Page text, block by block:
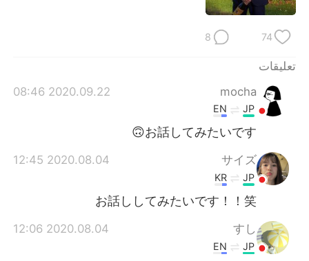
74
8
تعليقات
mocha
2020.09.22 08:46
JP
EN
お話してみたいです🙃
サイズ
2020.08.04 12:45
JP
KR
お話ししてみたいです！！笑
すし
2020.08.04 12:06
JP
EN